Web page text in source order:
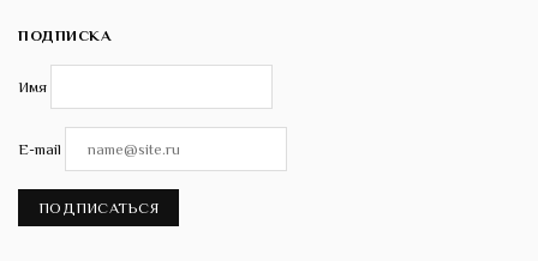
ПОДПИСКА
Имя
E-mail
ПОДПИСАТЬСЯ